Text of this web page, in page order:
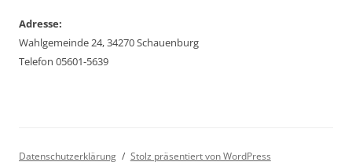
Adresse:
Wahlgemeinde 24, 34270 Schauenburg
Telefon 05601-5639
Datenschutzerklärung Stolz präsentiert von WordPress